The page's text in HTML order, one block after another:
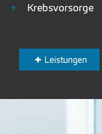
+
Krebsvorsorge
Leistungen